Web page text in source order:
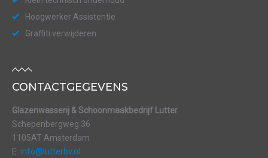
Hoogwerker Assistentie
Graffiti verwijderen
CONTACTGEGEVENS
Glazenwasserij & Schoonmaakbedrijf Lutter
Schepenbergweg 36
1105AT Amsterdam
E: info@lutterbv.nl